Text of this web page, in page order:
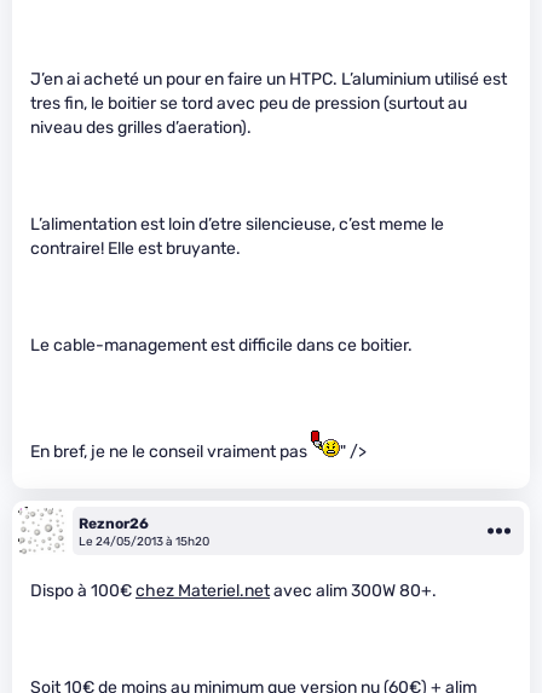
J’en ai acheté un pour en faire un HTPC. L’aluminium utilisé est
tres fin, le boitier se tord avec peu de pression (surtout au
niveau des grilles d’aeration).
L’alimentation est loin d’etre silencieuse, c’est meme le
contraire! Elle est bruyante.
Le cable-management est difficile dans ce boitier.
En bref, je ne le conseil vraiment pas " />
Reznor26
Le 24/05/2013 à 15h20
Dispo à 100€chez Materiel.netavec alim 300W 80+.
Soit 10€ de moins au minimum que version nu (60€) + alim